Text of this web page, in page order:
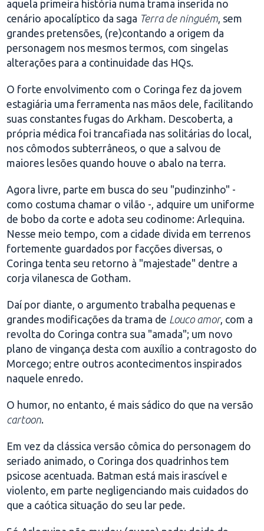
aquela primeira história numa trama inserida no
cenário apocalíptico da saga Terra de ninguém, sem
grandes pretensões, (re)contando a origem da
personagem nos mesmos termos, com singelas
alterações para a continuidade das HQs.
O forte envolvimento com o Coringa fez da jovem
estagiária uma ferramenta nas mãos dele, facilitando
suas constantes fugas do Arkham. Descoberta, a
própria médica foi trancafiada nas solitárias do local,
nos cômodos subterrâneos, o que a salvou de
maiores lesões quando houve o abalo na terra.
Agora livre, parte em busca do seu "pudinzinho" -
como costuma chamar o vilão -, adquire um uniforme
de bobo da corte e adota seu codinome: Arlequina.
Nesse meio tempo, com a cidade divida em terrenos
fortemente guardados por facções diversas, o
Coringa tenta seu retorno à "majestade" dentre a
corja vilanesca de Gotham.
Daí por diante, o argumento trabalha pequenas e
grandes modificações da trama de Louco amor, com a
revolta do Coringa contra sua "amada"; um novo
plano de vingança desta com auxílio a contragosto do
Morcego; entre outros acontecimentos inspirados
naquele enredo.
O humor, no entanto, é mais sádico do que na versão
cartoon.
Em vez da clássica versão cômica do personagem do
seriado animado, o Coringa dos quadrinhos tem
psicose acentuada. Batman está mais irascível e
violento, em parte negligenciando mais cuidados do
que a caótica situação do seu lar pede.